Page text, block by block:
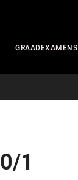
GRAADEXAMENS
1